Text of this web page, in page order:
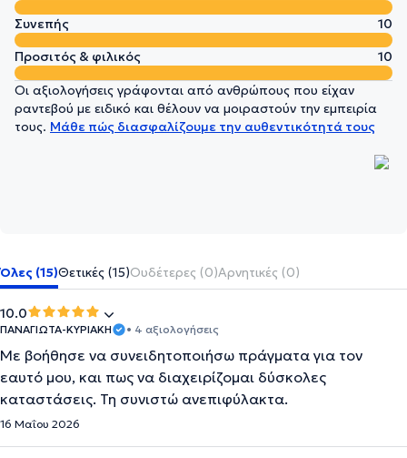
Συνεπής
10
Προσιτός & φιλικός
10
Οι αξιολογήσεις γράφονται από ανθρώπους που είχαν
ραντεβού με ειδικό και θέλουν να μοιραστούν την εμπειρία
τους. Μάθε πώς διασφαλίζουμε την αυθεντικότητά τους
Όλες (15)Θετικές (15)Ουδέτερες (0)Αρνητικές (0)
10.0
ΠΑΝΑΓΙΩΤΑ-ΚΥΡΙΑΚΗ • 4 αξιολογήσεις
Με βοήθησε να συνειδητοποιήσω πράγματα για τον
εαυτό μου, και πως να διαχειρίζομαι δύσκολες
καταστάσεις. Τη συνιστώ ανεπιφύλακτα.
16 Μαΐου 2026